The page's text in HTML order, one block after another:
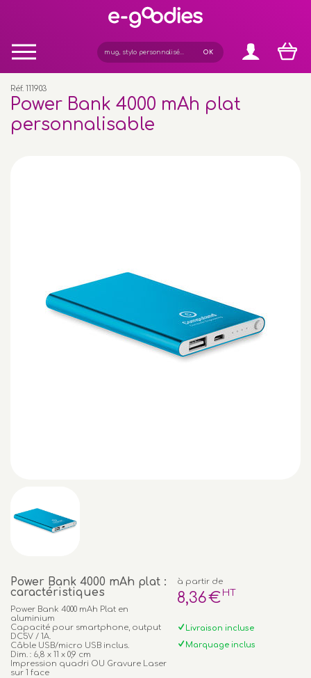
Réf. 111903
Power Bank 4000 mAh plat
personnalisable
Power Bank 4000 mAh plat :
caractéristiques
Power Bank 4000 mAh Plat en
aluminium
Capacité pour smartphone, output
DC5V / 1A.
Câble USB/micro USB inclus.
Dim. : 6,8 x 11 x 0,9 cm
Impression quadri OU Gravure Laser
sur 1 face
à partir de
8,36€ HT
Livraison incluse
Marquage inclus